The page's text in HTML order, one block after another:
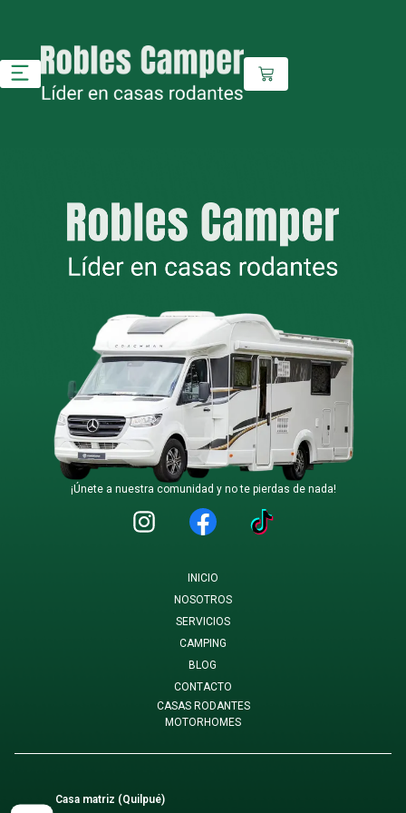
¡Únete a nuestra comunidad y no te pierdas de nada!
INICIO
NOSOTROS
SERVICIOS
CAMPING
BLOG
CONTACTO
CASAS RODANTES
MOTORHOMES
Casa matriz (Quilpué)